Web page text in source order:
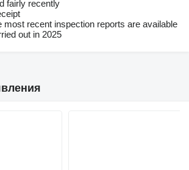
fairly recently
most recent inspection reports are available
out in 2025